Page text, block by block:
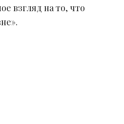
взгляд на то, что